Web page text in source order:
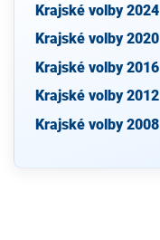
Krajské volby 2024
Krajské volby 2020
Krajské volby 2016
Krajské volby 2012
Krajské volby 2008